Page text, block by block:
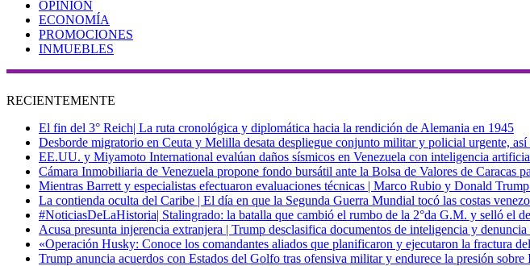
OPINIÓN
ECONOMÍA
PROMOCIONES
INMUEBLES
RECIENTEMENTE
El fin del 3° Reich| La ruta cronológica y diplomática hacia la rendición de Alemania en 1945
Desborde migratorio en Ceuta y Melilla desata despliegue conjunto militar y policial urgente,
EE.UU. y Miyamoto International evalúan daños sísmicos en Venezuela con inteligencia
Cámara Inmobiliaria de Venezuela propone fondo bursátil ante la Bolsa de Valores de Caracas
Mientras Barrett y especialistas efectuaron evaluaciones técnicas | Marco Rubio y Donald
La contienda oculta del Caribe | El día en que la Segunda Guerra Mundial tocó las costas
#NoticiasDeLaHistoria| Stalingrado: la batalla que cambió el rumbo de la 2°da G.M. y selló el
Acusa presunta injerencia extranjera | Trump desclasifica documentos de inteligencia y
«Operación Husky: Conoce los comandantes aliados que planificaron y ejecutaron la fractura
Trump anuncia acuerdos con Estados del Golfo tras ofensiva militar y endurece la presión sobre